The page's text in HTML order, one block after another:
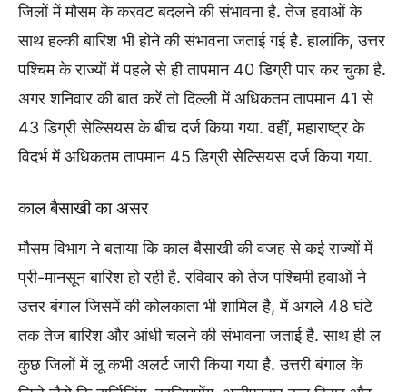
जिलों में मौसम के करवट बदलने की संभावना है. तेज हवाओं के
साथ हल्की बारिश भी होने की संभावना जताई गई है. हालांकि, उत्तर
पश्चिम के राज्यों में पहले से ही तापमान 40 डिग्री पार कर चुका है.
अगर शनिवार की बात करें तो दिल्ली में अधिकतम तापमान 41 से
43 डिग्री सेल्सियस के बीच दर्ज किया गया. वहीं, महाराष्ट्र के
विदर्भ में अधिकतम तापमान 45 डिग्री सेल्सियस दर्ज किया गया.
काल बैसाखी का असर
मौसम विभाग ने बताया कि काल बैसाखी की वजह से कई राज्यों में
प्री-मानसून बारिश हो रही है. रविवार को तेज पश्चिमी हवाओं ने
उत्तर बंगाल जिसमें की कोलकाता भी शामिल है, में अगले 48 घंटे
तक तेज बारिश और आंधी चलने की संभावना जताई है. साथ ही ल
कुछ जिलों में लू कभी अलर्ट जारी किया गया है. उत्तरी बंगाल के